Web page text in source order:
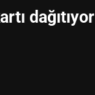
dağıtıyor